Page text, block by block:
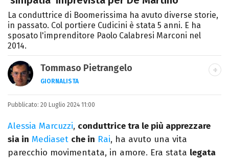
La conduttrice di Boomerissima ha avuto diverse storie,
in passato. Col portiere Cudicini è stata 5 anni. E ha
sposato l'imprenditore Paolo Calabresi Marconi nel
2014.
Tommaso Pietrangelo
GIORNALISTA
Autore, giornalista, cantautore. Laureato in
Letterature Straniere, è appassionato di
cinema, poesia e Shakespeare. Scrive
canzoni e ama i gatti.
Pubblicato: 20 Luglio 2024 11:00
Alessia Marcuzzi, conduttrice tra le più apprezzare
sia in Mediaset che in Rai, ha avuto una vita
parecchio movimentata, in amore. Era stata legata